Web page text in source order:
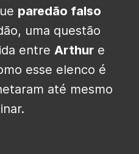
paredão falso
uma questão
entre Arthur e
esse elenco é
até mesmo